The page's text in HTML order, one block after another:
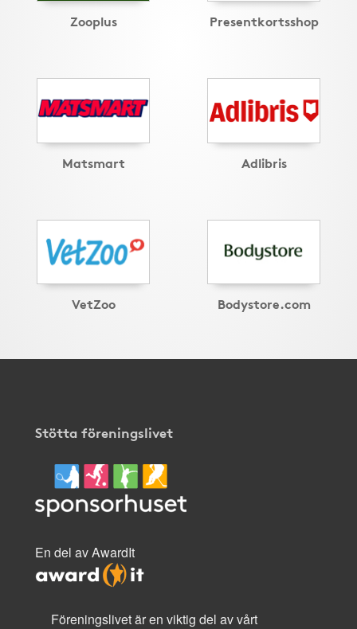
Zooplus Presentkortsshop
Matsmart Adlibris
VetZoo Bodystore.com
Stötta föreningslivet
En del av AwardIt
Föreningslivet är en viktig del av vårt